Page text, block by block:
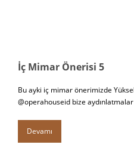
İç Mimar Önerisi 5
Bu ayki iç mimar önerimizde
@operahouseid bize
Devamı